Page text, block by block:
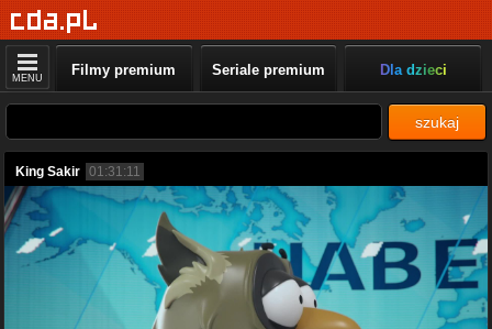
MENU Filmy premium Seriale premium Dla dzieci
szukaj
King Sakir 01:31:11